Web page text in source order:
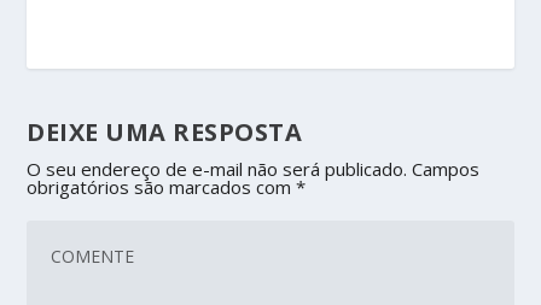
DEIXE UMA RESPOSTA
O seu endereço de e-mail não será publicado. Campos
obrigatórios são marcados com*